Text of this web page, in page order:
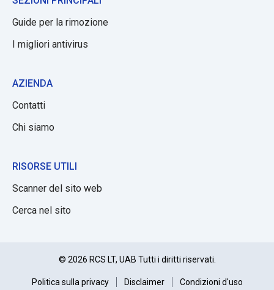
Guide per la rimozione
I migliori antivirus
AZIENDA
Contatti
Chi siamo
RISORSE UTILI
Scanner del sito web
Cerca nel sito
© 2026 RCS LT, UAB Tutti i diritti riservati.
Politica sulla privacy Disclaimer Condizioni d'uso